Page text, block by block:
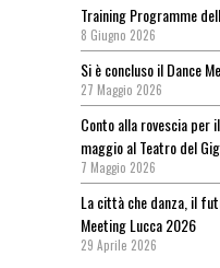
Training Programme
8 Giugno 2026
Si è concluso il Dance
27 Maggio 2026
Conto alla rovescia per
maggio al Teatro del
7 Maggio 2026
La città che danza, il
Meeting Lucca 2026
29 Aprile 2026